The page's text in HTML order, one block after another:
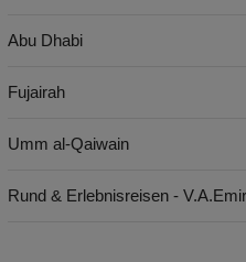
Abu Dhabi
Fujairah
Umm al-Qaiwain
Rund & Erlebnisreisen -